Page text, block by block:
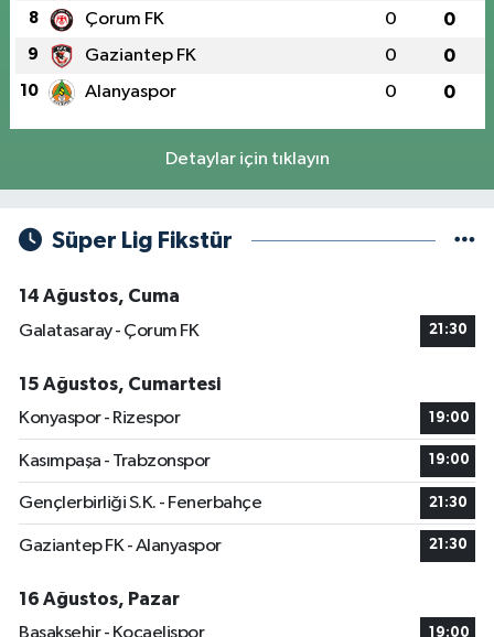
8 Çorum FK 0 0
9 Gaziantep FK 0 0
10 Alanyaspor 0 0
Detaylar için tıklayın
Süper Lig Fikstür
14 Ağustos, Cuma
Galatasaray - Çorum FK
21:30
15 Ağustos, Cumartesi
Konyaspor - Rizespor
19:00
Kasımpaşa - Trabzonspor 19:00
Gençlerbirliği S.K. - Fenerbahçe 21:30
Gaziantep FK - Alanyaspor 21:30
16 Ağustos, Pazar
19:00